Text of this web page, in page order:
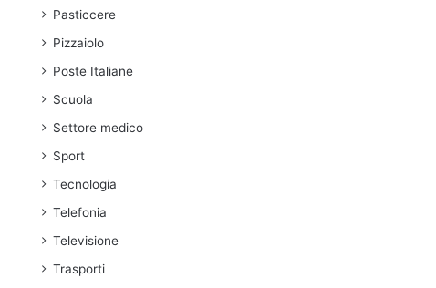
Pasticcere
Pizzaiolo
Poste Italiane
Scuola
Settore medico
Sport
Tecnologia
Telefonia
Televisione
Trasporti